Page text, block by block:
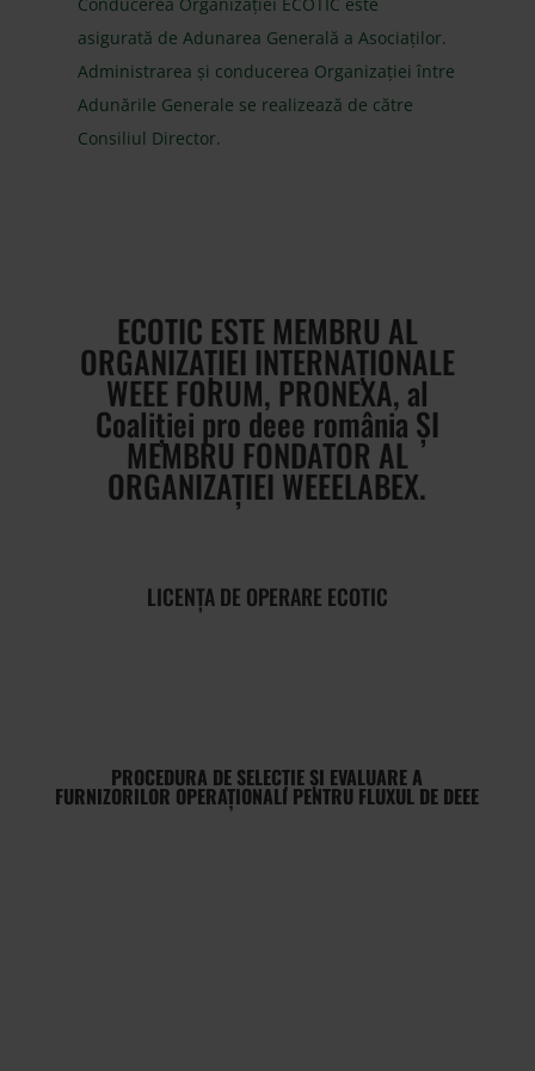
asigurată de Adunarea Generală a Asociaților.
Administrarea și conducerea Organizației între
Adunările Generale se realizează de către
Consiliul Director.
ECOTIC ESTE MEMBRU AL
ORGANIZAȚIEI INTERNAȚIONALE
WEEE FORUM, PRONEXA, al
Coaliției pro deee românia ȘI
MEMBRU FONDATOR AL
ORGANIZAȚIEI WEEELABEX.
LICENȚA DE OPERARE ECOTIC
PROCEDURA DE SELECȚIE ȘI EVALUARE A
FURNIZORILOR OPERAȚIONALI PENTRU FLUXUL DE DEEE